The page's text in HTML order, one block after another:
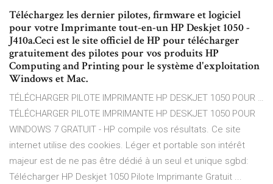
Téléchargez les dernier pilotes, firmware et logiciel
pour votre Imprimante tout-en-un HP Deskjet 1050 -
J410a.Ceci est le site officiel de HP pour télécharger
gratuitement des pilotes pour vos produits HP
Computing and Printing pour le système d'exploitation
Windows et Mac.
TÉLÉCHARGER PILOTE IMPRIMANTE HP DESKJET 1050 POUR …
TÉLÉCHARGER PILOTE IMPRIMANTE HP DESKJET 1050 POUR
WINDOWS 7 GRATUIT - HP compile vos résultats. Ce site
internet utilise des cookies. Léger et portable son intérêt
majeur est de ne pas être dédié à un seul et unique sgbd:
Télécharger HP Deskjet 1050 Pilote Imprimante Gratuit ...